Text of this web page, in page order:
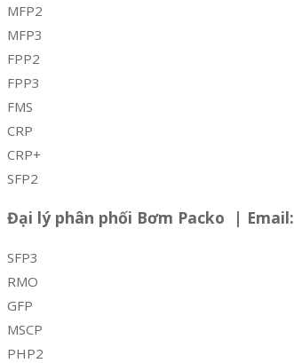
MFP2
MFP3
FPP2
FPP3
FMS
CRP
CRP+
SFP2
Đại lý phân phối Bơm Packo | Email:
SFP3
RMO
GFP
MSCP
PHP2